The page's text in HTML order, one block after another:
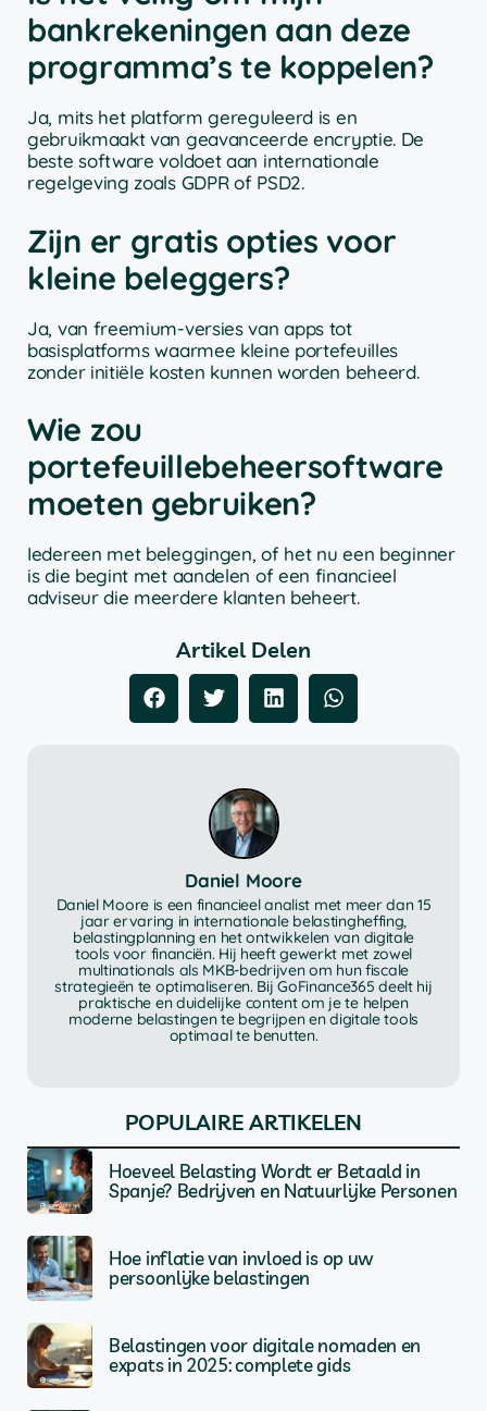
bankrekeningen aan deze
programma’s te koppelen?
Ja, mits het platform gereguleerd is en
gebruikmaakt van geavanceerde encryptie. De
beste software voldoet aan internationale
regelgeving zoals GDPR of PSD2.
Zijn er gratis opties voor
kleine beleggers?
Ja, van freemium-versies van apps tot
basisplatforms waarmee kleine portefeuilles
zonder initiële kosten kunnen worden beheerd.
Wie zou
portefeuillebeheersoftware
moeten gebruiken?
Iedereen met beleggingen, of het nu een beginner
is die begint met aandelen of een financieel
adviseur die meerdere klanten beheert.
Artikel Delen
Daniel Moore
Daniel Moore is een financieel analist met meer dan 15
jaar ervaring in internationale belastingheffing,
belastingplanning en het ontwikkelen van digitale
tools voor financiën. Hij heeft gewerkt met zowel
multinationals als MKB-bedrijven om hun fiscale
strategieën te optimaliseren. Bij GoFinance365 deelt hij
praktische en duidelijke content om je te helpen
moderne belastingen te begrijpen en digitale tools
optimaal te benutten.
POPULAIRE ARTIKELEN
Hoeveel Belasting Wordt er Betaald in
Spanje? Bedrijven en Natuurlijke Personen
Hoe inflatie van invloed is op uw
persoonlijke belastingen
Belastingen voor digitale nomaden en
expats in 2025: complete gids